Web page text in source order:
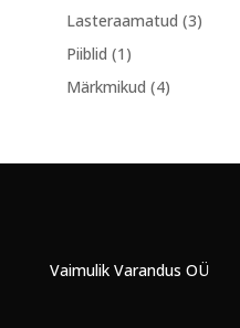
toodet
Lasteraamatud 33
Piiblid 1 1
toode
Märkmikud 44
Vaimulik Varandus OÜ